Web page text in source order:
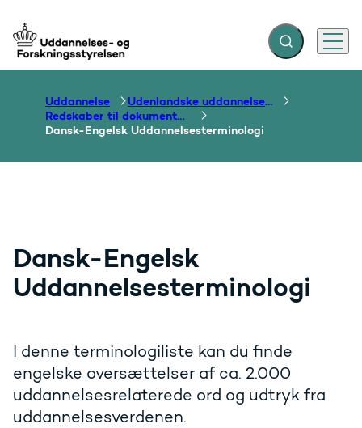
Gå til forsiden Fold søgefelt ud
Menu
Uddannelse
Udenlandske uddannelser og dokumentation over grænser
Redskaber til dokumentation af uddannelser og kompetencer
Dansk-Engelsk Uddannelsesterminologi
Dansk-Engelsk
Uddannelsesterminologi
I denne terminologiliste kan du finde
engelske oversættelser af ca. 2.000
uddannelsesrelaterede ord og udtryk fra
uddannelsesverdenen.